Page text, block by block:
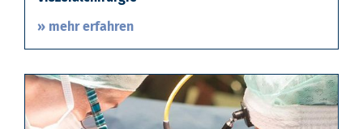
» mehr erfahren